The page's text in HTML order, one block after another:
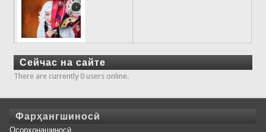
Сейчас на сайте
There are currently 0 users online.
Фарҳангшиносӣ
Осорхонашиносӣ